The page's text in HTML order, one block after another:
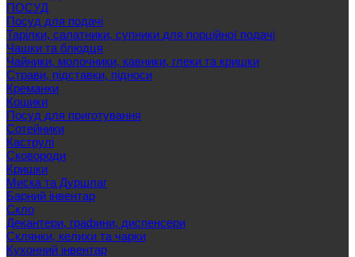
ПОСУД
Посуд для подачі
Тарілки, салатники, супники для порційної подачі
Чашки та блюдця
Чайники, молочники, кавники, глеки та кришки
Страви, підставки, підноси
Креманки
Кошики
Посуд для приготування
Сотейники
Каструлі
Сковороди
Кришки
Миска та Дуршлаг
Барний інвентар
Скло
Декантери, графини, диспенсери
Склянки, келихи та чарки
Кухонний інвентар